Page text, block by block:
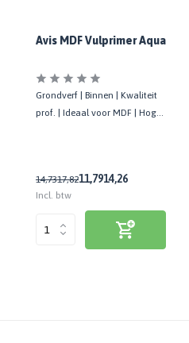
Avis MDF Vulprimer Aqua
Grondverf | Binnen | Kwaliteit
prof. | Ideaal voor MDF | Hoge
14,7317,8211,7914,26
Incl. btw